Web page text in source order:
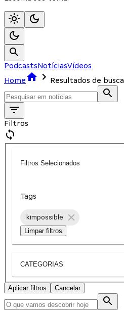
PodcastsNotíciasVídeos
Home
Resultados de busca
Filtros
Filtros Selecionados
Tags
kimpossible
Limpar filtros
CATEGORIAS
Aplicar filtros Cancelar